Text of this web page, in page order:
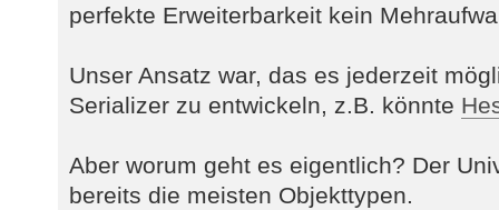
perfekte Erweiterbarkeit kein
Unser Ansatz war, das es jederzeit
Serializer zu entwickeln, z.B. könnte
Aber worum geht es eigentlich? Der
bereits die meisten Objekttypen.